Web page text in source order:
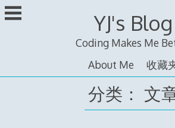
跳
至
YJ's Blog
Coding Makes Me
About Me
收藏
分类： 文